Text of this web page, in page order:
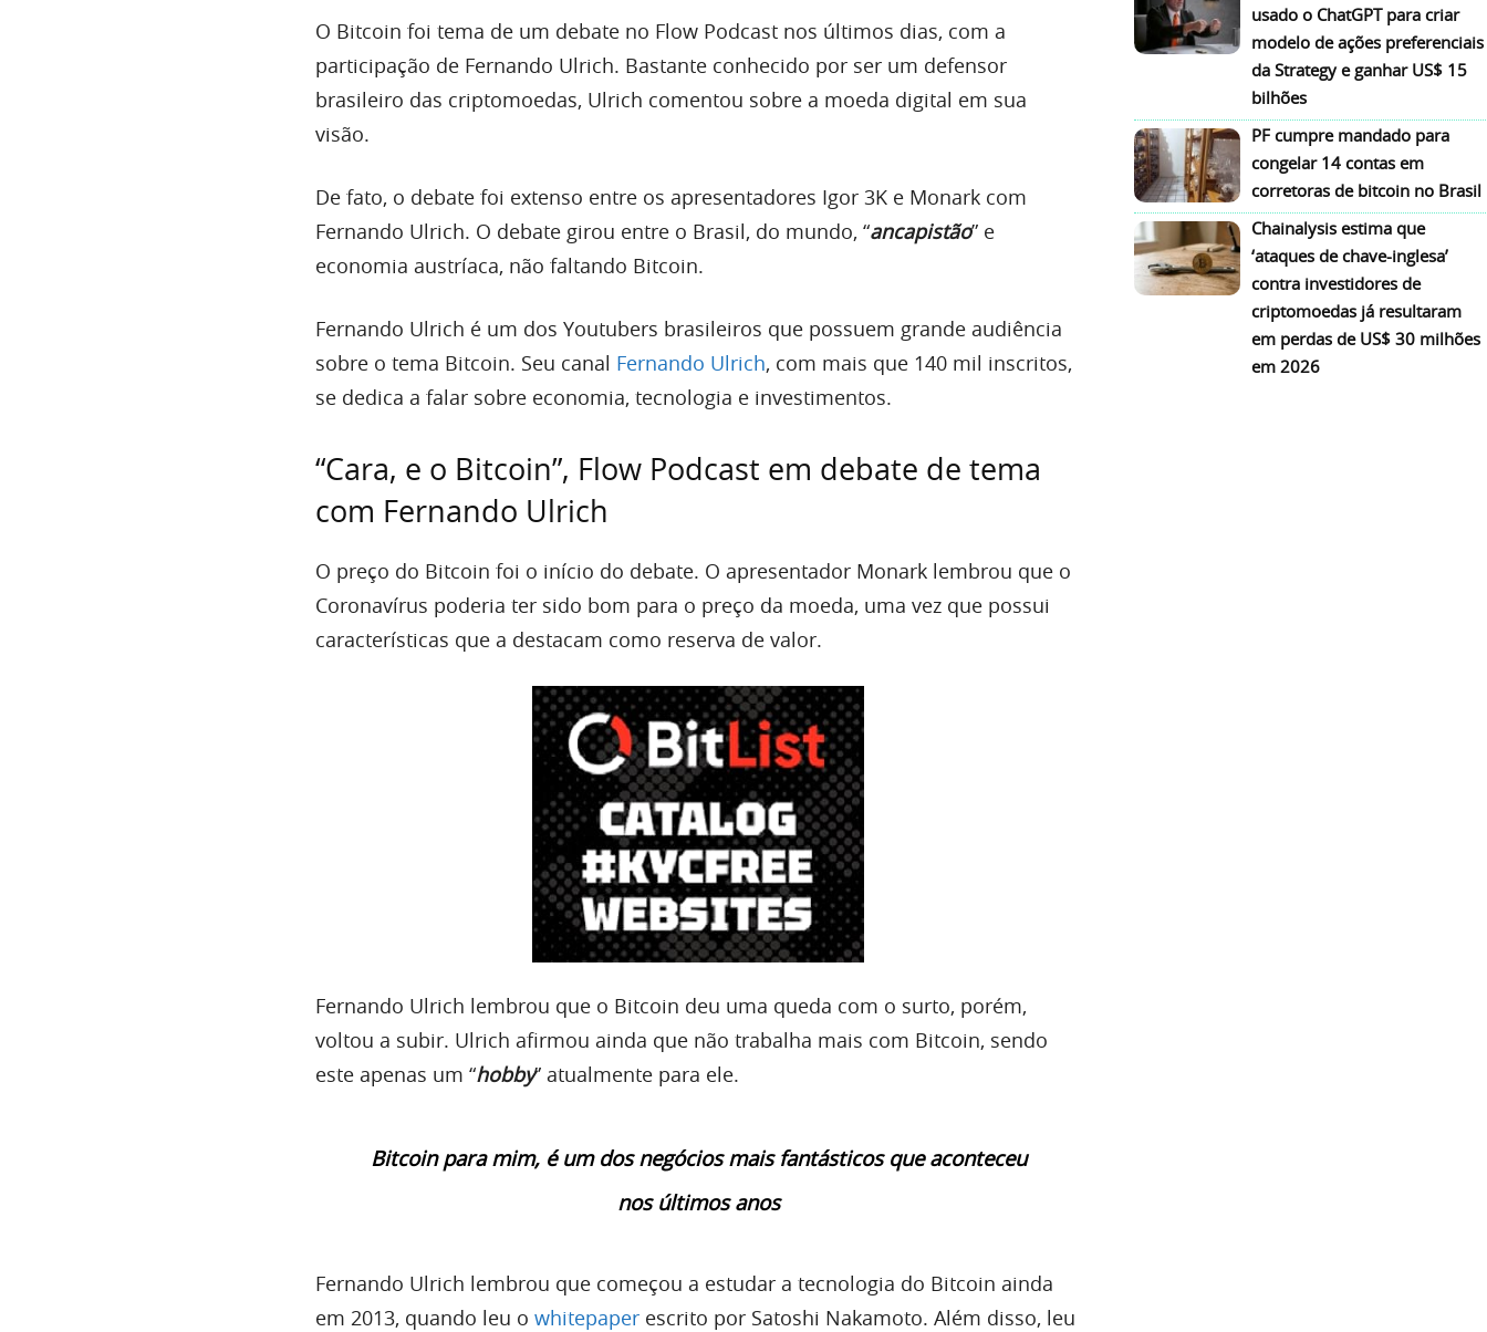
O Bitcoin foi tema de um debate no Flow Podcast nos últimos dias, com a
participação de Fernando Ulrich. Bastante conhecido por ser um defensor
brasileiro das criptomoedas, Ulrich comentou sobre a moeda digital em sua
visão.
De fato, o debate foi extenso entre os apresentadores Igor 3K e Monark com
Fernando Ulrich. O debate girou entre o Brasil, do mundo, “ancapistão” e
economia austríaca, não faltando Bitcoin.
Fernando Ulrich é um dos Youtubers brasileiros que possuem grande audiência
sobre o tema Bitcoin. Seu canal Fernando Ulrich, com mais que 140 mil inscritos,
se dedica a falar sobre economia, tecnologia e investimentos.
“Cara, e o Bitcoin”, Flow Podcast em debate de tema
com Fernando Ulrich
O preço do Bitcoin foi o início do debate. O apresentador Monark lembrou que o
Coronavírus poderia ter sido bom para o preço da moeda, uma vez que possui
características que a destacam como reserva de valor.
Fernando Ulrich lembrou que o Bitcoin deu uma queda com o surto, porém,
voltou a subir. Ulrich afirmou ainda que não trabalha mais com Bitcoin, sendo
este apenas um “hobby” atualmente para ele.
Bitcoin para mim, é um dos negócios mais fantásticos que aconteceu
nos últimos anos
Fernando Ulrich lembrou que começou a estudar a tecnologia do Bitcoin ainda
em 2013, quando leu o whitepaper escrito por Satoshi Nakamoto. Além disso, leu
usado o ChatGPT para criar
modelo de ações preferenciais
da Strategy e ganhar US$ 15
bilhões
PF cumpre mandado para
congelar 14 contas em
corretoras de bitcoin no Brasil
Chainalysis estima que
‘ataques de chave-inglesa’
contra investidores de
criptomoedas já resultaram
em perdas de US$ 30 milhões
em 2026